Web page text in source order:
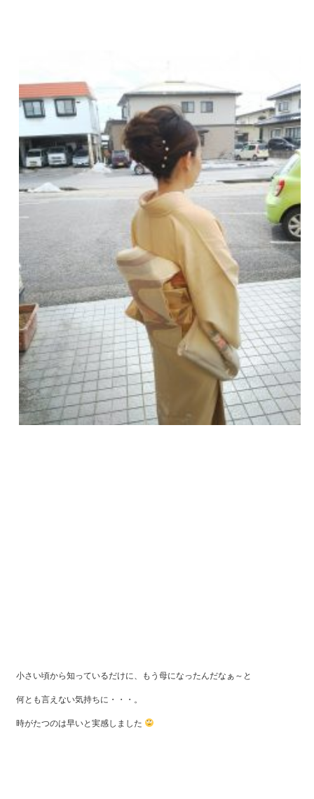
小さい頃から知っているだけに、もう母になったんだなぁ～と
何とも言えない気持ちに・・・。
時がたつのは早いと実感しました